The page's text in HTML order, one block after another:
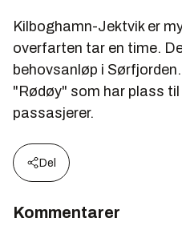
Kilboghamn-Jektvik er
overfarten tar en time.
behovsanløp i
"Rødøy" som har plass
passasjerer.
Del
Kommentarer